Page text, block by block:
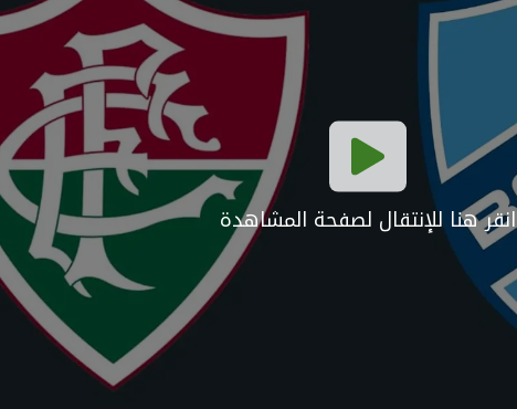
انقر هنا للإنتقال لصفحة المشاهدة